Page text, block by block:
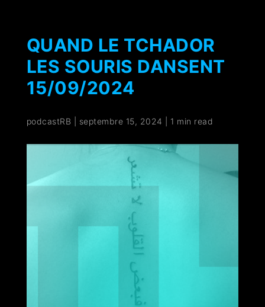
QUAND LE TCHADOR
LES SOURIS DANSENT
15/09/2024
podcastRB septembre 15, 2024 1 min read